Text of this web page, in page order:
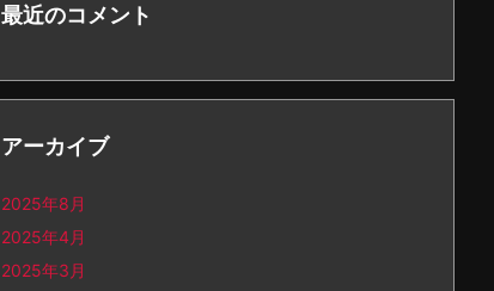
最近のコメント
アーカイブ
2025年8月
2025年4月
2025年3月